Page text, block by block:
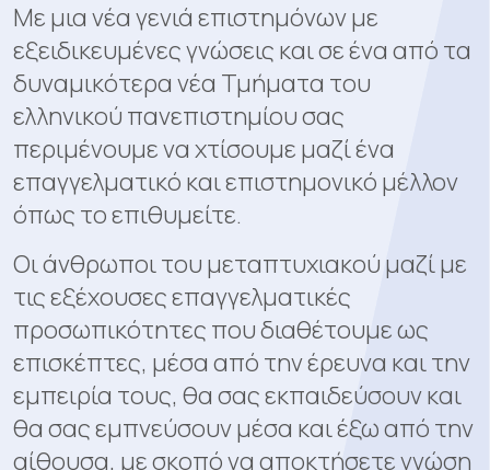
Με μια νέα γενιά επιστημόνων με
εξειδικευμένες γνώσεις και σε ένα από τα
δυναμικότερα νέα Τμήματα του
ελληνικού πανεπιστημίου σας
περιμένουμε να χτίσουμε μαζί ένα
επαγγελματικό και επιστημονικό μέλλον
όπως το επιθυμείτε.
Οι άνθρωποι του μεταπτυχιακού μαζί με
τις εξέχουσες επαγγελματικές
προσωπικότητες που διαθέτουμε ως
επισκέπτες, μέσα από την έρευνα και την
εμπειρία τους, θα σας εκπαιδεύσουν και
θα σας εμπνεύσουν μέσα και έξω από την
αίθουσα, με σκοπό να αποκτήσετε γνώση